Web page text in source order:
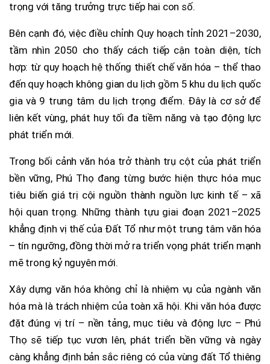
trọng với tăng trưởng trực tiếp hai con số.
Bên cạnh đó, việc điều chỉnh Quy hoạch tỉnh 2021–2030,
tầm nhìn 2050 cho thấy cách tiếp cận toàn diện, tích
hợp: từ quy hoạch hệ thống thiết chế văn hóa – thể thao
đến quy hoạch không gian du lịch gồm 5 khu du lịch quốc
gia và 9 trung tâm du lịch trọng điểm. Đây là cơ sở để
liên kết vùng, phát huy tối đa tiềm năng và tạo động lực
phát triển mới.
Trong bối cảnh văn hóa trở thành trụ cột của phát triển
bền vững, Phú Thọ đang từng bước hiện thực hóa mục
tiêu biến giá trị cội nguồn thành nguồn lực kinh tế – xã
hội quan trọng. Những thành tựu giai đoạn 2021–2025
khẳng định vị thế của Đất Tổ như một trung tâm văn hóa
– tín ngưỡng, đồng thời mở ra triển vọng phát triển mạnh
mẽ trong kỷ nguyên mới.
Xây dựng văn hóa không chỉ là nhiệm vụ của ngành văn
hóa mà là trách nhiệm của toàn xã hội. Khi văn hóa được
đặt đúng vị trí – nền tảng, mục tiêu và động lực – Phú
Thọ sẽ tiếp tục vươn lên, phát triển bền vững và ngày
càng khẳng định bản sắc riêng có của vùng đất Tổ thiêng